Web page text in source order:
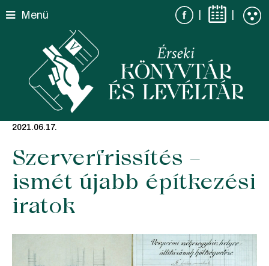
Menü | |
2021.06.17.
Szerverfrissítés –
ismét újabb építkezési
iratok